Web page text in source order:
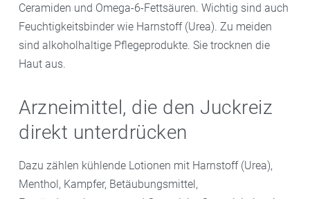
Ceramiden und Omega-6-Fettsäuren. Wichtig sind auch
Feuchtigkeitsbinder wie Harnstoff (Urea). Zu meiden
sind alkoholhaltige Pflegeprodukte. Sie trocknen die
Haut aus.
Arzneimittel, die den Juckreiz
direkt unterdrücken
Dazu zählen kühlende Lotionen mit Harnstoff (Urea),
Menthol, Kampfer, Betäubungsmittel,